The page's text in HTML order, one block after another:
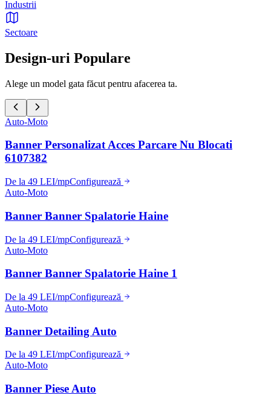
Industrii
Sectoare
Design-uri Populare
Alege un model gata făcut pentru afacerea ta.
Auto-Moto
Banner Personalizat Acces Parcare Nu Blocati
6107382
De la 49 LEI/mpConfigurează
Auto-Moto
Banner Banner Spalatorie Haine
De la 49 LEI/mpConfigurează
Auto-Moto
Banner Banner Spalatorie Haine 1
De la 49 LEI/mpConfigurează
Auto-Moto
Banner Detailing Auto
De la 49 LEI/mpConfigurează
Auto-Moto
Banner Piese Auto